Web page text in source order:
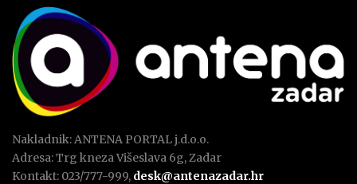
Nakladnik: ANTENA PORTAL j.d.o.o.
Adresa: Trg kneza Višeslava 6g, Zadar
Kontakt: 023/777-999, desk@antenazadar.hr